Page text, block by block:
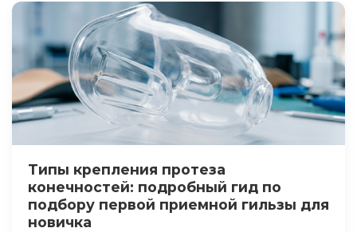
Типы крепления протеза
конечностей: подробный гид по
подбору первой приемной гильзы для
новичка